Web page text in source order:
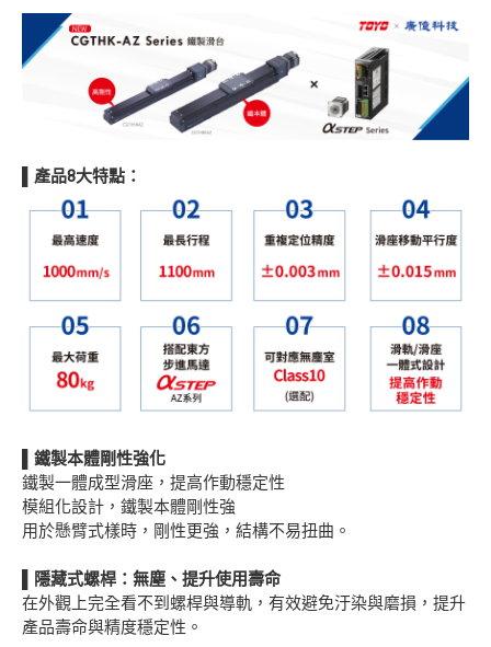
▌產品8大特點：
鐵製本體剛性強化
鐵製一體成型滑座，提高作動穩定性
模組化設計，鐵製本體剛性強
用於懸臂式樣時，剛性更強，結構不易扭曲。
▌隱藏式螺桿：無塵、提升使用壽命
在外觀上完全看不到螺桿與導軌，有效避免汙染與磨損，提升
產品壽命與精度穩定性。